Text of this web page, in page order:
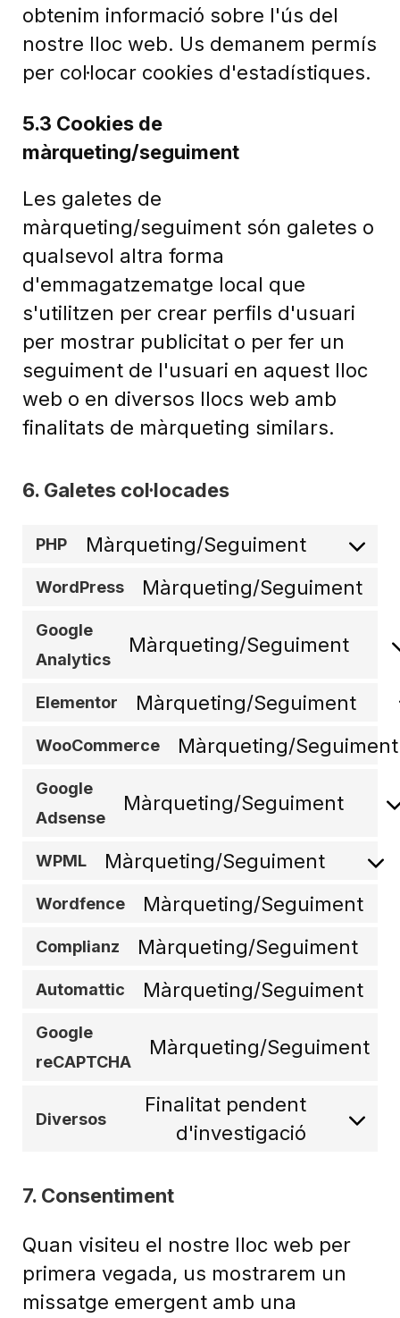
obtenim informació sobre l'ús del
nostre lloc web. Us demanem permís
per col·locar cookies d'estadístiques.
5.3 Cookies de
màrqueting/seguiment
Les galetes de
màrqueting/seguiment són galetes o
qualsevol altra forma
d'emmagatzematge local que
s'utilitzen per crear perfils d'usuari
per mostrar publicitat o per fer un
seguiment de l'usuari en aquest lloc
web o en diversos llocs web amb
finalitats de màrqueting similars.
6. Galetes col·locades
PHP Màrqueting/Seguiment
WordPress Màrqueting/Seguiment
Google
Analytics
Màrqueting/Seguiment
Elementor Màrqueting/Seguiment
WooCommerce Màrqueting/Seguiment
Google
Adsense
Màrqueting/Seguiment
WPML Màrqueting/Seguiment
Wordfence Màrqueting/Seguiment
Complianz Màrqueting/Seguiment
Automattic Màrqueting/Seguiment
Google
reCAPTCHA
Màrqueting/Seguiment
Diversos
Finalitat pendent
d'investigació
7. Consentiment
Quan visiteu el nostre lloc web per
primera vegada, us mostrarem un
missatge emergent amb una